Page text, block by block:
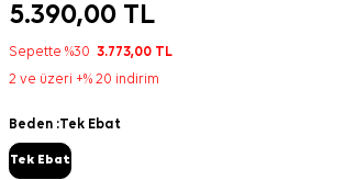
5.390,00 TL
Sepette %30 3.773,00 TL
2 ve üzeri +% 20 indirim
Beden :Tek Ebat
Tek Ebat